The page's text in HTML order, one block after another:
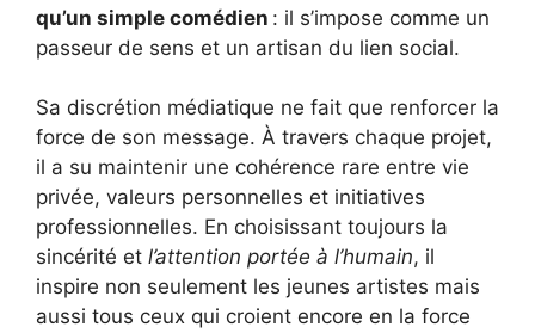
qu’un simple comédien : il s’impose comme un
passeur de sens et un artisan du lien social.
Sa discrétion médiatique ne fait que renforcer la
force de son message. À travers chaque projet,
il a su maintenir une cohérence rare entre vie
privée, valeurs personnelles et initiatives
professionnelles. En choisissant toujours la
sincérité et l’attention portée à l’humain, il
inspire non seulement les jeunes artistes mais
aussi tous ceux qui croient encore en la force